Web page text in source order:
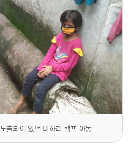
출되어 있던 비하리 캠프 아동